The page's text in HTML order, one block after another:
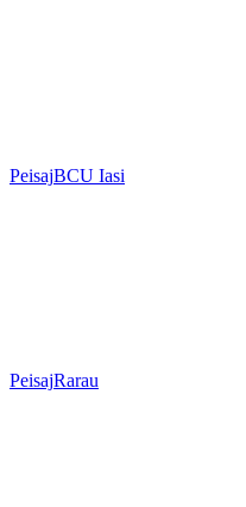
PeisajBCU Iasi
PeisajRarau